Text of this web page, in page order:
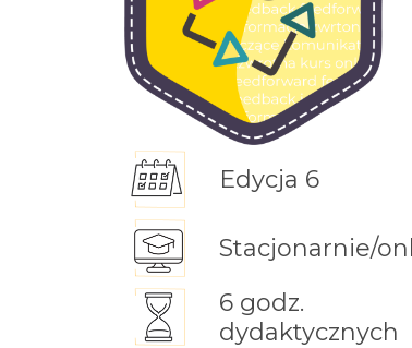
Edycja 6
Stacjonarnie/
6 godz.
dydaktycznych